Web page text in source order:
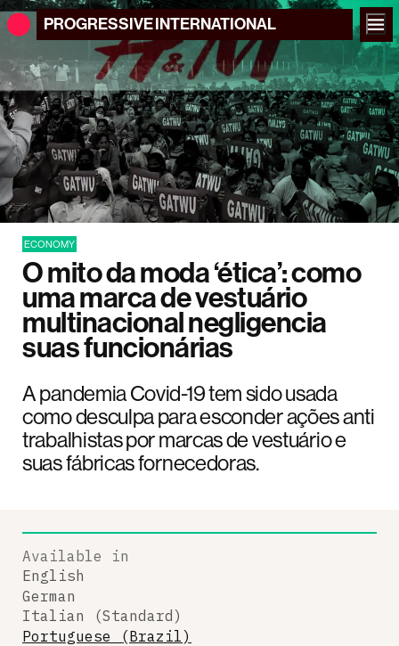
PROGRESSIVEINTERNATIONAL
ECONOMY
O mito da moda ‘ética’: como
uma marca de vestuário
multinacional negligencia
suas funcionárias
A pandemia Covid-19 tem sido usada
como desculpa para esconder ações anti
trabalhistas por marcas de vestuário e
suas fábricas fornecedoras.
Available in
English
German
Italian (Standard)
Portuguese (Brazil)